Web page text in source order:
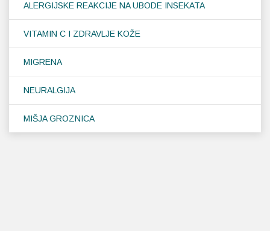
ALERGIJSKE REAKCIJE NA UBODE INSEKATA
VITAMIN C I ZDRAVLJE KOŽE
MIGRENA
NEURALGIJA
MIŠJA GROZNICA